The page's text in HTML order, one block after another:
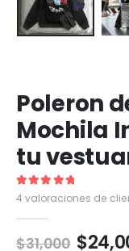
Poleron
Mochila
tu
5.00out of 5
4 valoraciones de
$31,000 El
$